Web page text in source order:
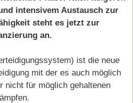
intensivem Austausch zur
steht es jetzt zur
an.
ist die neue
mit der es auch möglich
nicht für möglich gehaltenen